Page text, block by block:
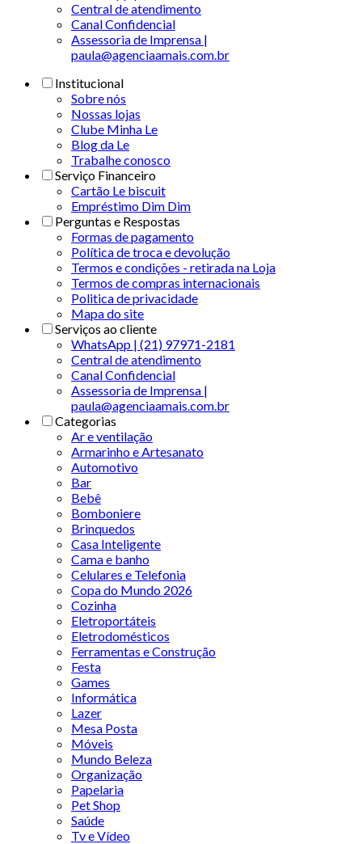
Central de atendimento
Canal Confidencial
Assessoria de Imprensa |
paula@agenciaamais.com.br
Institucional
Sobre nós
Nossas lojas
Clube Minha Le
Blog da Le
Trabalhe conosco
Serviço Financeiro
Cartão Le biscuit
Empréstimo Dim Dim
Perguntas e Respostas
Formas de pagamento
Política de troca e devolução
Termos e condições - retirada na Loja
Termos de compras internacionais
Politica de privacidade
Mapa do site
Serviços ao cliente
WhatsApp | (21) 97971-2181
Central de atendimento
Canal Confidencial
Assessoria de Imprensa |
paula@agenciaamais.com.br
Categorias
Ar e ventilação
Armarinho e Artesanato
Automotivo
Bar
Bebê
Bomboniere
Brinquedos
Casa Inteligente
Cama e banho
Celulares e Telefonia
Copa do Mundo 2026
Cozinha
Eletroportáteis
Eletrodomésticos
Ferramentas e Construção
Festa
Games
Informática
Lazer
Mesa Posta
Móveis
Mundo Beleza
Organização
Papelaria
Pet Shop
Saúde
Tv e Vídeo